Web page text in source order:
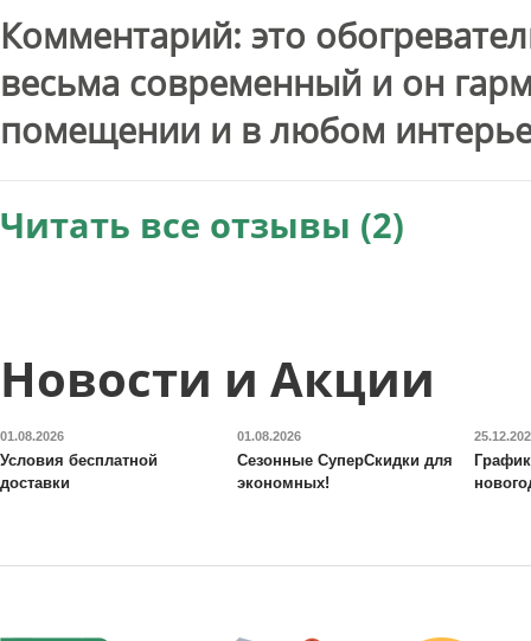
Комментарий: это
весьма современный и он
помещении и в любом
Читать все отзывы (2)
Новости и Акции
01.08.2026
Условия бесплатной
доставки
01.08.2026
Сезонные СуперСкидки для
экономных!